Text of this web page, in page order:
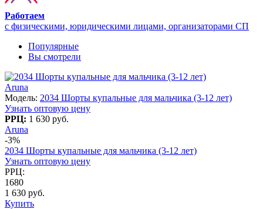
Работаем
с физическими, юридическими лицами, организаторами СП
Популярные
Вы смотрели
Aruna
Модель: 2034 Шорты купальные для мальчика (3-12 лет)
Узнать оптовую цену
РРЦ: 1 630 руб.
Aruna
-3%
2034 Шорты купальные для мальчика (3-12 лет)
Узнать оптовую цену
РРЦ:
1680
1 630 руб.
Купить